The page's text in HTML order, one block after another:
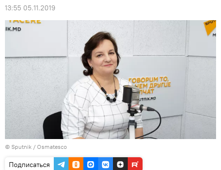
13:55 05.11.2019
© Sputnik / Osmatesco
Подписаться